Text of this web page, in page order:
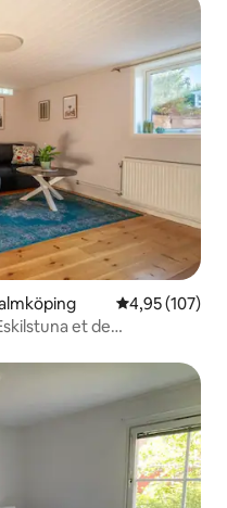
Évaluation
4,95 (107)
et de